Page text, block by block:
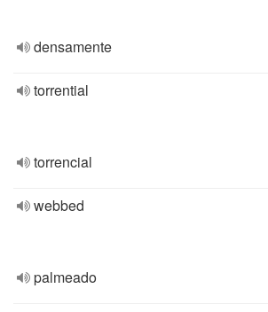
densamente
torrential
torrencial
webbed
palmeado